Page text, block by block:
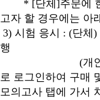
* [단체 ]주문에
고자 할 경우에는 아
3) 시험 응시 : (단체 )
행
(개
로 로그인하여 구매
모의고사 탭에 가서